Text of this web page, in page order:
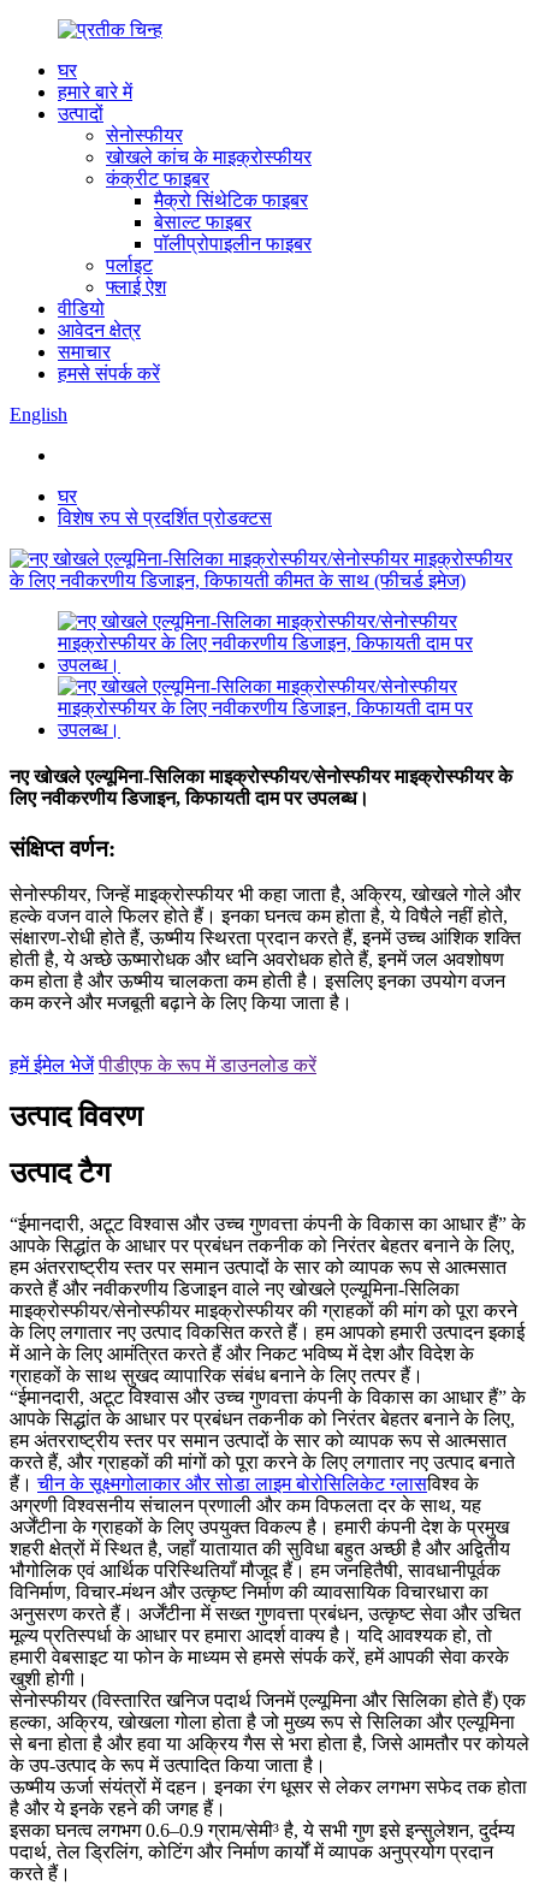
घर
हमारे बारे में
उत्पादों
सेनोस्फीयर
खोखले कांच के माइक्रोस्फीयर
कंक्रीट फाइबर
मैक्रो सिंथेटिक फाइबर
बेसाल्ट फाइबर
पॉलीप्रोपाइलीन फाइबर
पर्लाइट
फ्लाई ऐश
वीडियो
आवेदन क्षेत्र
समाचार
हमसे संपर्क करें
English
घर
विशेष रुप से प्रदर्शित प्रोडक्टस
नए खोखले एल्यूमिना-सिलिका माइक्रोस्फीयर/सेनोस्फीयर माइक्रोस्फीयर के
लिए नवीकरणीय डिजाइन, किफायती दाम पर उपलब्ध।
संक्षिप्त वर्णन:
सेनोस्फीयर, जिन्हें माइक्रोस्फीयर भी कहा जाता है, अक्रिय, खोखले गोले और
हल्के वजन वाले फिलर होते हैं। इनका घनत्व कम होता है, ये विषैले नहीं होते,
संक्षारण-रोधी होते हैं, ऊष्मीय स्थिरता प्रदान करते हैं, इनमें उच्च आंशिक शक्ति
होती है, ये अच्छे ऊष्मारोधक और ध्वनि अवरोधक होते हैं, इनमें जल अवशोषण
कम होता है और ऊष्मीय चालकता कम होती है। इसलिए इनका उपयोग वजन
कम करने और मजबूती बढ़ाने के लिए किया जाता है।
हमें ईमेल भेजें पीडीएफ के रूप में डाउनलोड करें
उत्पाद विवरण
उत्पाद टैग
“ईमानदारी, अटूट विश्वास और उच्च गुणवत्ता कंपनी के विकास का आधार हैं” के
आपके सिद्धांत के आधार पर प्रबंधन तकनीक को निरंतर बेहतर बनाने के लिए,
हम अंतरराष्ट्रीय स्तर पर समान उत्पादों के सार को व्यापक रूप से आत्मसात
करते हैं और नवीकरणीय डिजाइन वाले नए खोखले एल्यूमिना-सिलिका
माइक्रोस्फीयर/सेनोस्फीयर माइक्रोस्फीयर की ग्राहकों की मांग को पूरा करने
के लिए लगातार नए उत्पाद विकसित करते हैं। हम आपको हमारी उत्पादन इकाई
में आने के लिए आमंत्रित करते हैं और निकट भविष्य में देश और विदेश के
ग्राहकों के साथ सुखद व्यापारिक संबंध बनाने के लिए तत्पर हैं।
“ईमानदारी, अटूट विश्वास और उच्च गुणवत्ता कंपनी के विकास का आधार हैं” के
आपके सिद्धांत के आधार पर प्रबंधन तकनीक को निरंतर बेहतर बनाने के लिए,
हम अंतरराष्ट्रीय स्तर पर समान उत्पादों के सार को व्यापक रूप से आत्मसात
करते हैं, और ग्राहकों की मांगों को पूरा करने के लिए लगातार नए उत्पाद बनाते
हैं।चीन के सूक्ष्मगोलाकार और सोडा लाइम बोरोसिलिकेट ग्लासविश्व के
अग्रणी विश्वसनीय संचालन प्रणाली और कम विफलता दर के साथ, यह
अर्जेंटीना के ग्राहकों के लिए उपयुक्त विकल्प है। हमारी कंपनी देश के प्रमुख
शहरी क्षेत्रों में स्थित है, जहाँ यातायात की सुविधा बहुत अच्छी है और अद्वितीय
भौगोलिक एवं आर्थिक परिस्थितियाँ मौजूद हैं। हम जनहितैषी, सावधानीपूर्वक
विनिर्माण, विचार-मंथन और उत्कृष्ट निर्माण की व्यावसायिक विचारधारा का
अनुसरण करते हैं। अर्जेंटीना में सख्त गुणवत्ता प्रबंधन, उत्कृष्ट सेवा और उचित
मूल्य प्रतिस्पर्धा के आधार पर हमारा आदर्श वाक्य है। यदि आवश्यक हो, तो
हमारी वेबसाइट या फोन के माध्यम से हमसे संपर्क करें, हमें आपकी सेवा करके
खुशी होगी।
सेनोस्फीयर (विस्तारित खनिज पदार्थ जिनमें एल्यूमिना और सिलिका होते हैं) एक
हल्का, अक्रिय, खोखला गोला होता है जो मुख्य रूप से सिलिका और एल्यूमिना
से बना होता है और हवा या अक्रिय गैस से भरा होता है, जिसे आमतौर पर कोयले
के उप-उत्पाद के रूप में उत्पादित किया जाता है।
ऊष्मीय ऊर्जा संयंत्रों में दहन। इनका रंग धूसर से लेकर लगभग सफेद तक होता
है और ये इनके रहने की जगह हैं।
इसका घनत्व लगभग 0.6–0.9 ग्राम/सेमी³ है, ये सभी गुण इसे इन्सुलेशन, दुर्दम्य
पदार्थ, तेल ड्रिलिंग, कोटिंग और निर्माण कार्यों में व्यापक अनुप्रयोग प्रदान
करते हैं।